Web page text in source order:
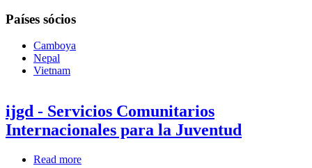
Países sócios
Camboya
Nepal
Vietnam
ijgd - Servicios Comunitarios
Internacionales para la Juventud
Read more